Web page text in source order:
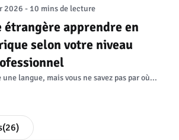
2026 - 10 mins de lecture
étrangère apprendre en
selon votre niveau
langue, mais vous ne savez pas par où...
(26)